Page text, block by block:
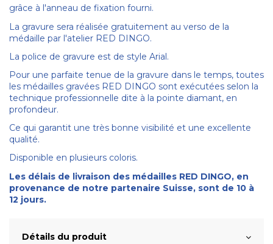
grâce à l'anneau de fixation fourni.
La gravure sera réalisée gratuitement au verso de la
médaille par l'atelier RED DINGO.
La police de gravure est de style Arial.
Pour une parfaite tenue de la gravure dans le temps, toutes
les médailles gravées RED DINGO sont exécutées selon la
technique professionnelle dite à la pointe diamant, en
profondeur.
Ce qui garantit une très bonne visibilité et une excellente
qualité.
Disponible en plusieurs coloris.
Les délais de livraison des médailles RED DINGO, en
provenance de notre partenaire Suisse, sont de 10 à
12 jours.
Détails du produit